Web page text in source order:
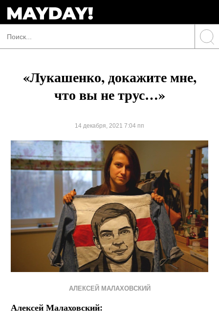
«Лукашенко, докажите мне,
что вы не трус…»
14 декабря, 2021 7:04 пп
АЛЕКСЕЙ МАЛАХОВСКИЙ
Алексей Малаховский: